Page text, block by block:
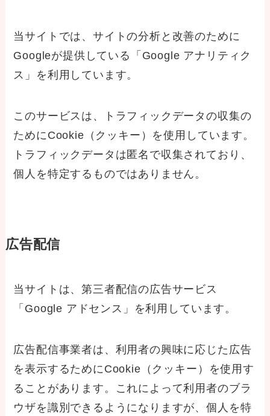
当サイトでは、サイトの分析と改善のために
Googleが提供している「Google アナリティク
ス」を利用しています。
このサービスは、トラフィックデータの収集の
ためにCookie（クッキー）を使用しています。
トラフィックデータは匿名で収集されており、
個人を特定するものではありません。
広告配信
当サイトは、第三者配信の広告サービス
「Google アドセンス」を利用しています。
広告配信事業者は、利用者の興味に応じた広告
を表示するためにCookie（クッキー）を使用す
ることがあります。これによって利用者のブラ
ウザを識別できるようになりますが、個人を特